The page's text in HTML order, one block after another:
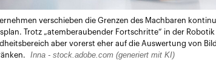
verschieben die Grenzen des Machbaren
Trotz „atemberaubender Fortschritte“ in der Robotik
aber vorerst eher auf die Auswertung von
Inna - stock.adobe.com (generiert mit KI)